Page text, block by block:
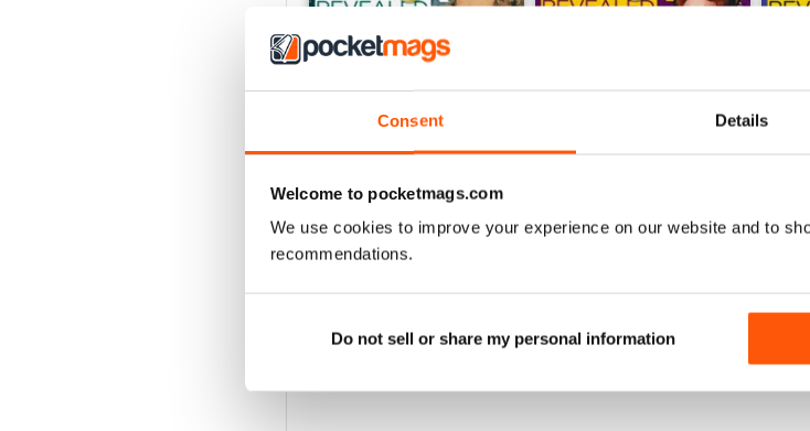
Consent Details
Welcome to pocketmags.com
We use cookies to improve your experience on our website and to
recommendations.
Do not sell or share my personal information
Christmas 2023
Vista|